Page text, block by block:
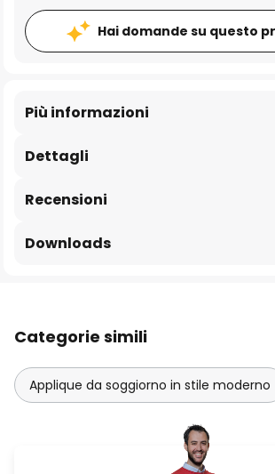
Hai domande su questo
Dettagli
Più informazioni
Recensioni
Downloads
Categorie simili
Applique da soggiorno in stile moderno